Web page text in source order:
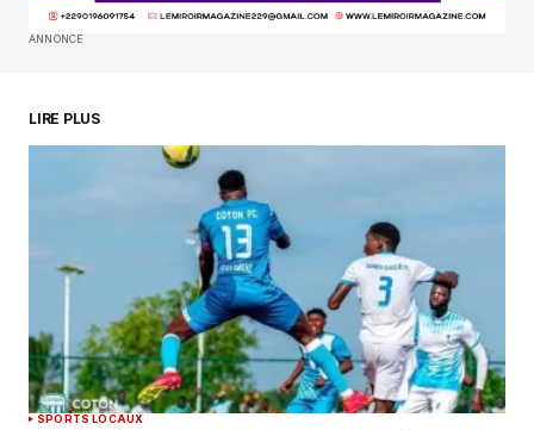
ANNONCE
LIRE PLUS
SPORTS LOCAUX